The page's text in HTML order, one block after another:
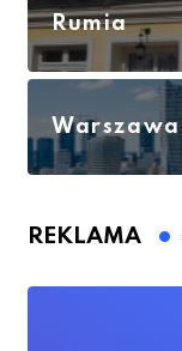
Rumia
Warszawa
REKLAMA